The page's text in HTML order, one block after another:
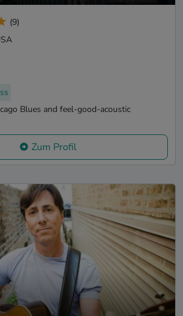
(9)
Blues and feel-good-acoustic
Zum Profil